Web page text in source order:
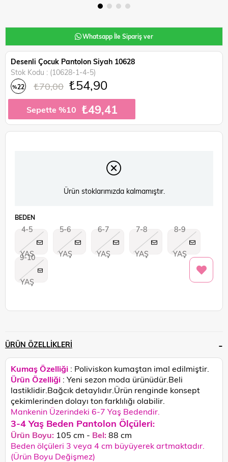
Whatsapp İle Sipariş ver
Desenli Çocuk Pantolon Siyah 10628
Stok Kodu
(10628-1-4-5)
%22 ₺70,00 ₺54,90
Sepette %10 ₺49,41
Ürün stoklarımızda kalmamıştır.
BEDEN
4-5
YAŞ
5-6
YAŞ
6-7
YAŞ
7-8
YAŞ
8-9
YAŞ
9-10
YAŞ
ÜRÜN ÖZELLIKLERI
Kumaş Özelliği : Poliviskon kumaştan imal edilmiştir.
Ürün Özelliği : Yeni sezon moda ürünüdür.Beli
lastiklidir.Bağcık detaylıdır. Ürün renginde konsept
çekimlerinden dolayı ton farklılığı olabilir.
Mankenin Üzerindeki 6-7 Yaş Bedendir.
3-4 Yaş Beden Pantolon Ölçüleri:
Ürün Boyu: 105 cm - Bel:88 cm
Beden ölçüleri 3 veya 4 cm büyüyerek artmaktadır.
(Ürün Boyu Değişmez)